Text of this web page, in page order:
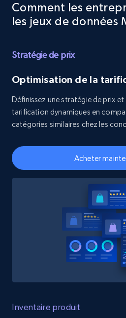
Comment les
les jeux de données
Stratégie de prix
Optimisation de la
Définissez une stratégie de prix
tarification dynamiques en
catégories similaires chez les
Acheter
Inventaire produit